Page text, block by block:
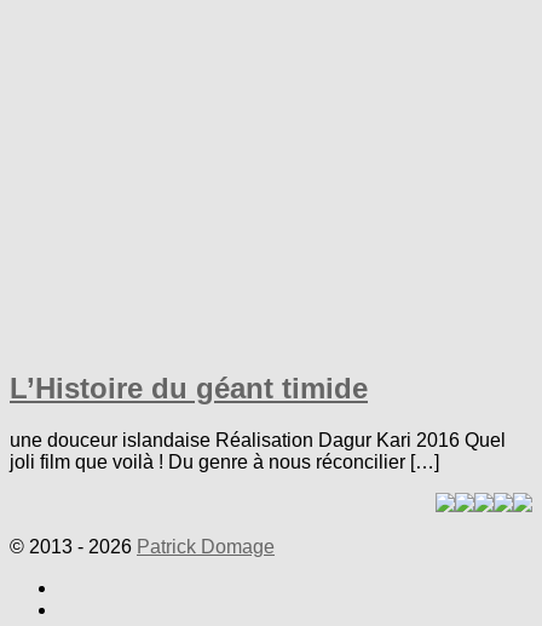
L’Histoire du géant timide
une douceur islandaise Réalisation Dagur Kari 2016 Quel
joli film que voilà ! Du genre à nous réconcilier […]
© 2013 - 2026 Patrick Domage